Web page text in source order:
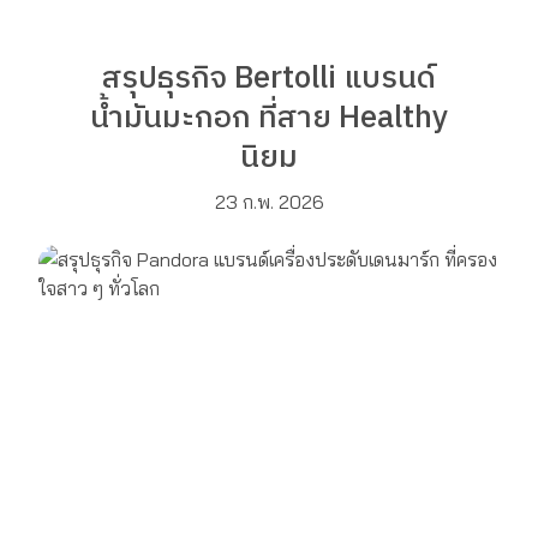
สรุปธุรกิจ Bertolli แบรนด์
น้ำมันมะกอก ที่สาย Healthy
นิยม
23 ก.พ. 2026